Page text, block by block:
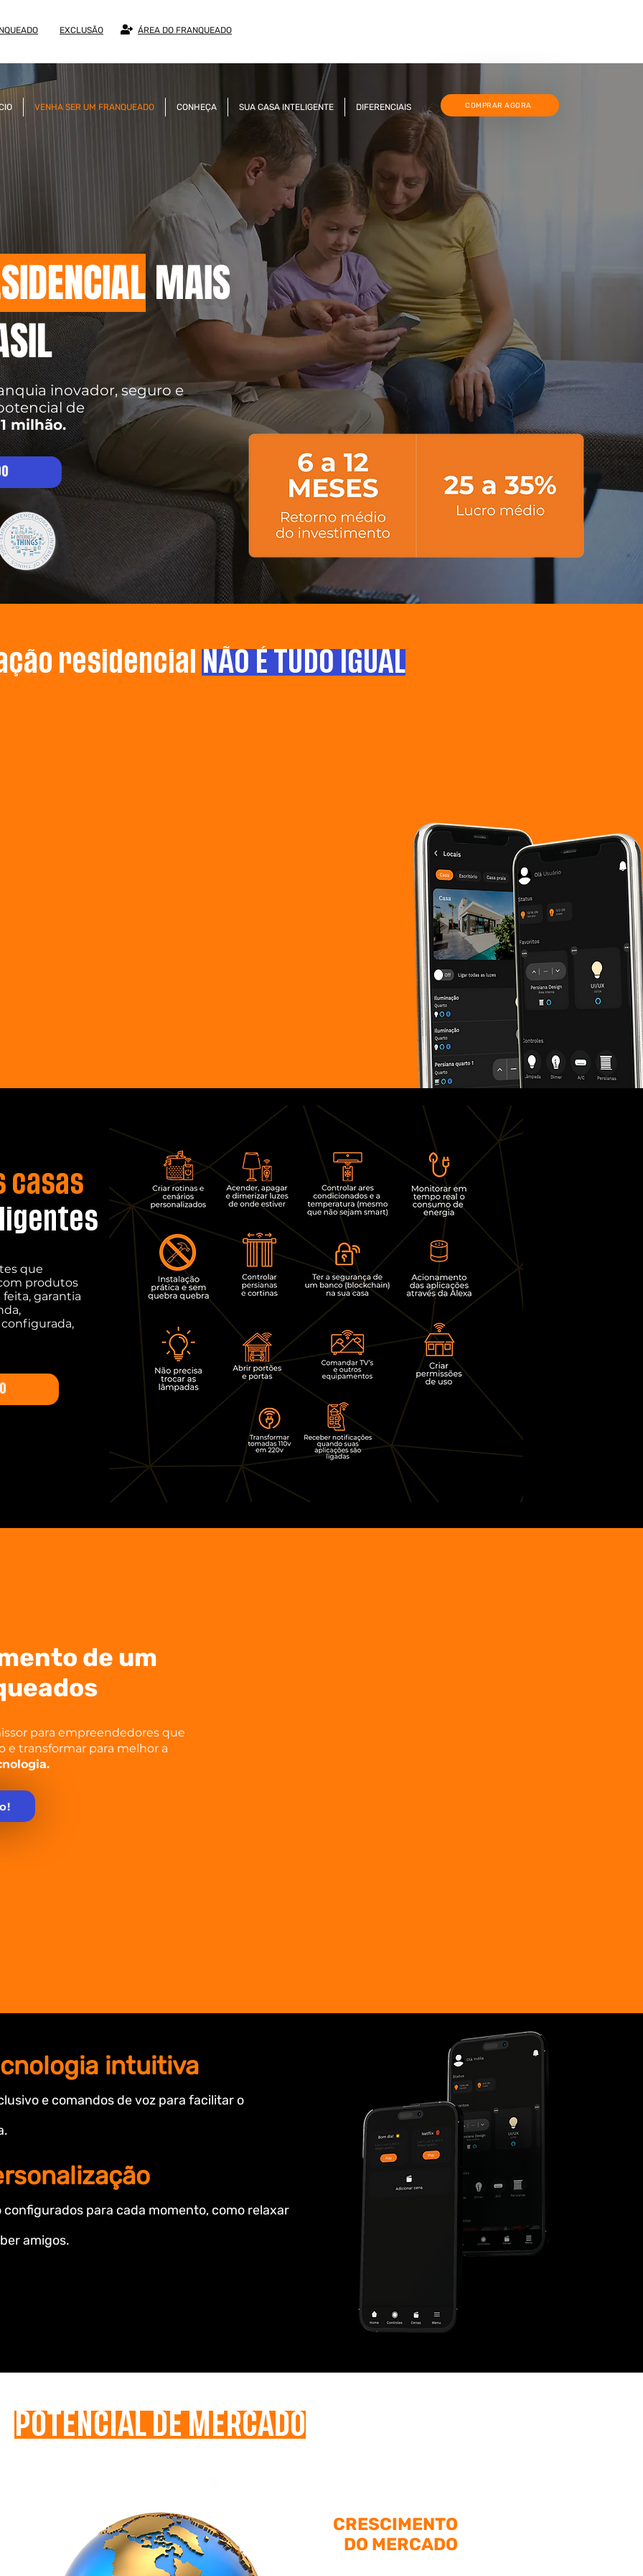
EXCLUSÃO ÁREA DO FRANQUEADO
VENHA SER UM FRANQUEADO CONHEÇA SUA CASA INTELIGENTE DIFERENCIAIS COMPRAR AGORA
MAIS
inovador, seguro e
de
milhão.
residencial NÃO É TUDO IGUAL
que
produtos
garantia
casas
de um
para empreendedores que
e transformar para melhor a
configurados para cada momento, como relaxar
amigos.
intuitiva
e comandos de voz para facilitar o
CRESCIMENTO
DO MERCADO
POTENCIAL DE MERCADO